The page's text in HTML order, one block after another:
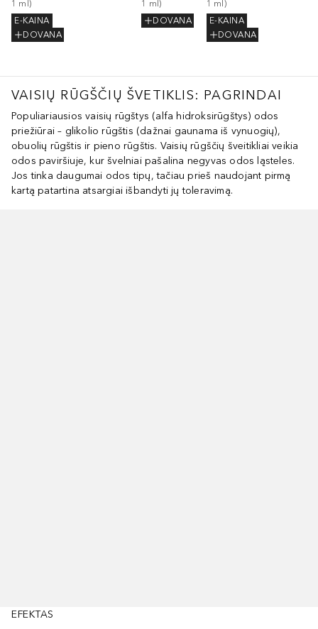
1 ml )
E-KAINA
DOVANA
1
ml )
DOVANA
1 ml )
E-KAINA
DOVANA
VAISIŲ RŪGŠČIŲ ŠVETIKLIS: PAGRINDAI
Populiariausios vaisių rūgštys (alfa hidroksirūgštys) odos
priežiūrai – glikolio rūgštis (dažnai gaunama iš vynuogių),
obuolių rūgštis ir pieno rūgštis. Vaisių rūgščių šveitikliai veikia
odos paviršiuje, kur švelniai pašalina negyvas odos ląsteles.
Jos tinka daugumai odos tipų, tačiau prieš naudojant pirmą
kartą patartina atsargiai išbandyti jų toleravimą.
EFEKTAS